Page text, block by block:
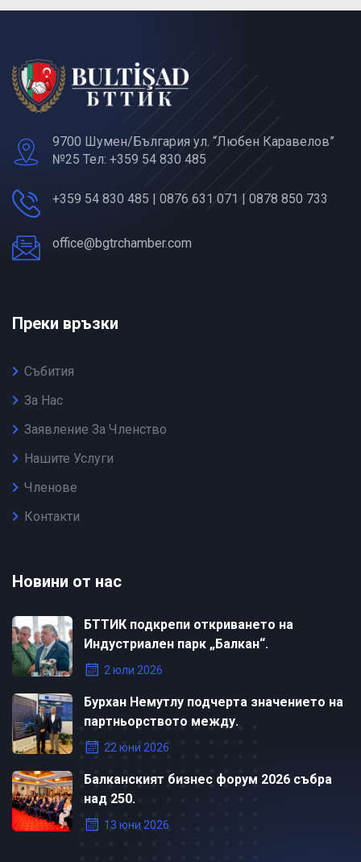
9700 Шумен/България ул. “Любен Каравелов”
№25 Тел: +359 54 830 485
+359 54 830 485 | 0876 631 071 | 0878 850 733
office@bgtrchamber.com
Преки връзки
Събития
За Нас
Заявление За Членство
Нашите Услуги
Членове
Контакти
Новини от нас
БТТИК подкрепи откриването на
Индустриален парк „Балкан“.
2 юли 2026
Бурхан Немутлу подчерта значението на
партньорството между.
22 юни 2026
Балканският бизнес форум 2026 събра
над 250.
13 юни 2026